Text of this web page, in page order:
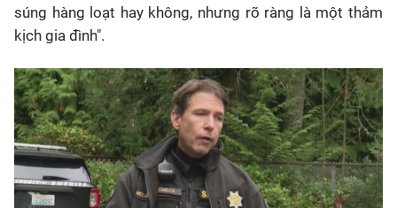
súng hàng loạt hay không, nhưng rõ ràng là một thảm
kịch gia đình".